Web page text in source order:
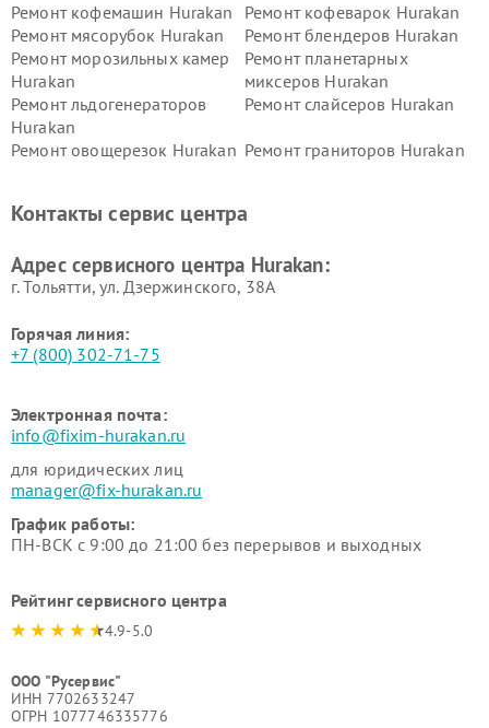
Ремонт кофемашин Hurakan
Ремонт кофеварок Hurakan
Ремонт мясорубок Hurakan
Ремонт блендеров Hurakan
Ремонт морозильных камер
Hurakan
Ремонт планетарных
миксеров Hurakan
Ремонт льдогенераторов
Hurakan
Ремонт слайсеров Hurakan
Ремонт овощерезок Hurakan Ремонт граниторов Hurakan
Hurakan
Контакты сервис центра
Адрес сервисного центра Hurakan:
г. Тольятти, ул. Дзержинского, 38А
Горячая линия:
+7 (800) 302-71-75
Электронная почта:
info@fixim-hurakan.ru
для юридических лиц
manager@fix-hurakan.ru
График работы:
ПН-ВСК с 9:00 до 21:00 без перерывов и выходных
Рейтинг сервисного центра
4.9-5.0
ООО "Русервис"
ИНН 7702633247
ОГРН 1077746335776